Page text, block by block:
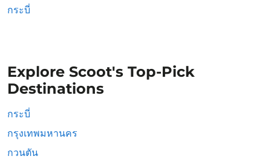
กระบี่
Explore Scoot's Top-Pick
Destinations
กระบี่
กรุงเทพมหานคร
กวนตัน